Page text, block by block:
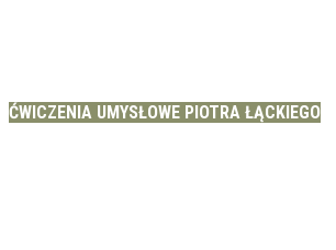
ĆWICZENIA UMYSŁOWE PIOTRA ŁĄCKIEGO